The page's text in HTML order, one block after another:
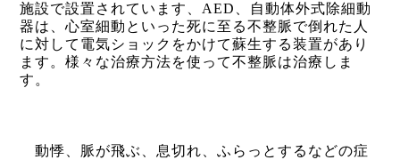
施設で設置されています、 AED
、自動体外式除細動
器は、心室細動といった死に至る不整脈で倒れた人
に対して電気ショックをかけて蘇生する装置があり
ます。様々な治療方法を使って不整脈は治療しま
す。
動悸、脈が飛ぶ、息切れ、ふらっとするなどの症